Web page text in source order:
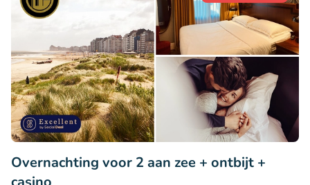
Overnachting voor 2 aan zee + ontbijt +